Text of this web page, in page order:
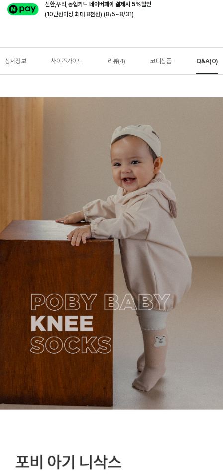
신한,우리,농협카드네이버페이 결제시 5%할인
(10만원이상 최대 8천원) (8/5~8/31)
상세정보 사이즈가이드 리뷰(4) 코디상품 Q&A(0)